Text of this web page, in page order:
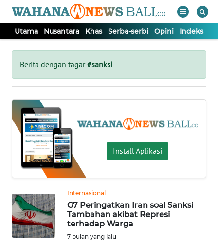
Utama Nusantara Khas Serba-serbi Opini Indeks
Berita dengan tagar#sanksi
Install Aplikasi
Internasional
G7 Peringatkan Iran soal Sanksi
Tambahan akibat Represi
terhadap Warga
7 bulan yang lalu
Tutup
UTAMA
NUSANTARA
KHAS
SERBA-
SERBI
OPINI
Informasi